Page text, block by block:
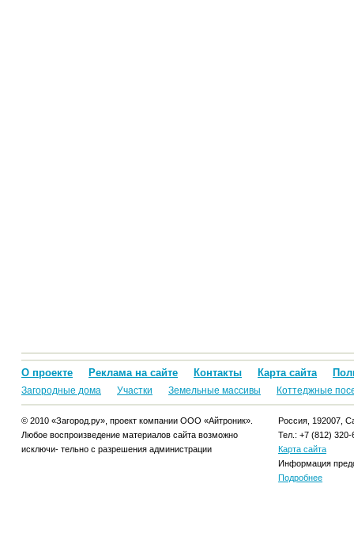
О проекте Реклама на сайте Контакты Карта сайта
Загородные дома Участки Земельные массивы Коттеджные
© 2010 «Загород.ру», проект компании ООО «Айтроник».
Любое воспроизведение материалов сайта возможно
исключи- тельно с разрешения администрации
Россия, 192007,
Тел.: +7 (812) 320-
Карта сайта
Информация
Подробнее